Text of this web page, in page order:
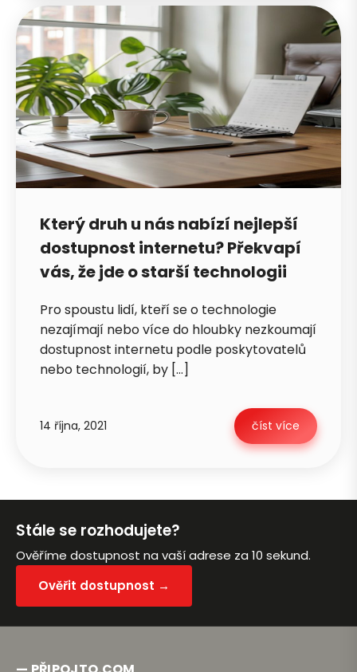
Který druh u nás nabízí nejlepší
dostupnost internetu? Překvapí
vás, že jde o starší technologii
Pro spoustu lidí, kteří se o technologie
nezajímají nebo více do hloubky nezkoumají
dostupnost internetu podle poskytovatelů
nebo technologií, by […]
14 října, 2021 číst více
Stále se rozhodujete?
Ověříme dostupnost na vaší adrese za 10 sekund.
Ověřit dostupnost →
PN Petra je online
Zavolá do 2 minut · Po–Pá 8–18
Zavolejte mi zpět